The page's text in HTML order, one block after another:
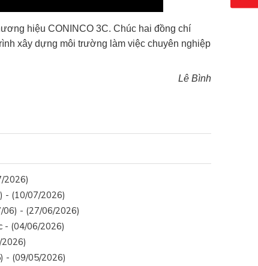
hiệu CONINCO 3C. Chúc hai đồng chí
xây dựng môi trường làm việc chuyên nghiệp
Lê Bình
2026)
- (10/07/2026)
06) - (27/06/2026)
- (04/06/2026)
- (09/05/2026)